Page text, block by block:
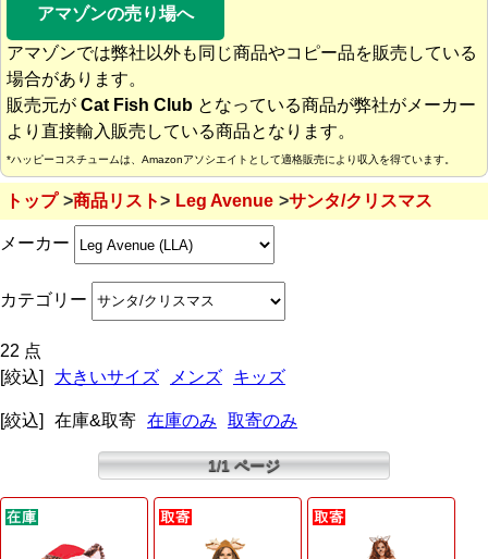
アマゾンの売り場へ
アマゾンでは弊社以外も同じ商品やコピー品を販売している
場合があります。
販売元が Cat Fish Club となっている商品が弊社がメーカー
より直接輸入販売している商品となります。
*ハッピーコスチュームは、Amazonアソシエイトとして適格販売により収入を得ています。
トップ 商品リスト Leg Avenue サンタ/クリスマス
メーカー
カテゴリー
22 点
[絞込]
大きいサイズ メンズ キッズ
[絞込] 在庫&取寄 在庫のみ 取寄のみ
1/1 ページ